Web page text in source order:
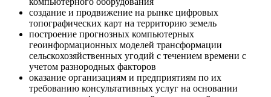
создание и продвижение на рынке цифровых
топографических карт на территорию земель
построение прогнозных компьютерных
геоинформационных моделей трансформации
сельскохозяйственных угодий с течением времени с
учетом разнородных факторов
оказание организациям и предприятиям по их
требованию консультативных услуг на основании